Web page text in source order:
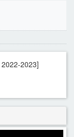
2023]